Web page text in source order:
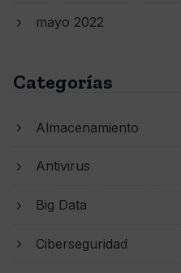
mayo 2022
Categorías
Almacenamiento
Antivirus
Big Data
Ciberseguridad